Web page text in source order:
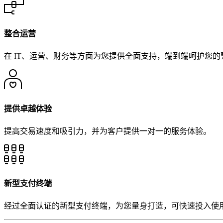
整合运营
在 IT、运营、财务等方面为您提供全面支持，端到端呵护您的
提供卓越体验
新型支付终端
经过全面认证的新型支付终端，为您量身打造，可快速投入使